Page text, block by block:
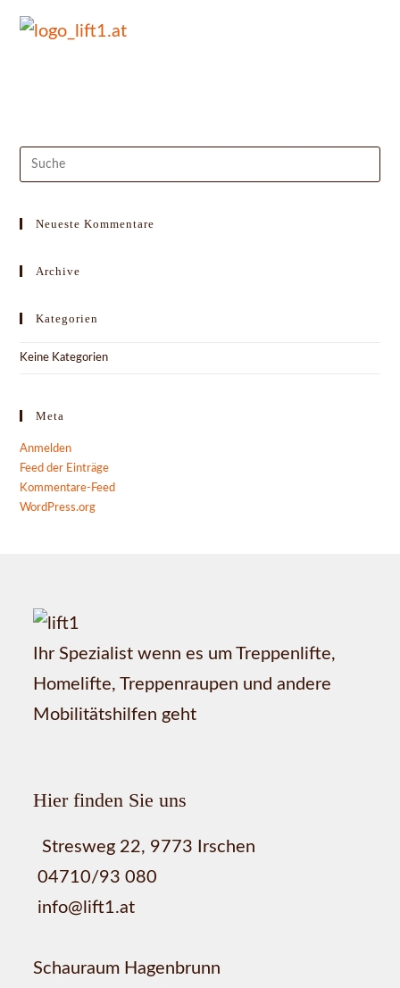
Suche
Neueste Kommentare
Archive
Kategorien
Keine Kategorien
Meta
Anmelden
Feed der Einträge
Kommentare-Feed
WordPress.org
Ihr Spezialist wenn es um Treppenlifte,
Homelifte, Treppenraupen und andere
Mobilitätshilfen geht
Hier finden Sie uns
Stresweg 22, 9773 Irschen
04710/93 080
info@lift1.at
Schauraum Hagenbrunn